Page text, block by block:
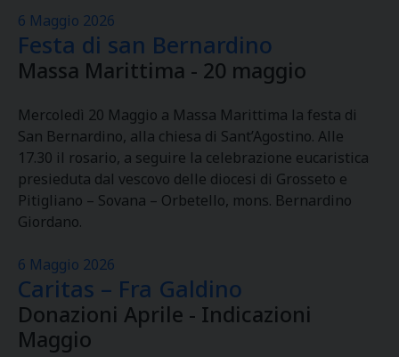
6 Maggio 2026
Festa di san Bernardino
Massa Marittima - 20 maggio
Mercoledì 20 Maggio a Massa Marittima la festa di
San Bernardino, alla chiesa di Sant’Agostino. Alle
17.30 il rosario, a seguire la celebrazione eucaristica
presieduta dal vescovo delle diocesi di Grosseto e
Pitigliano – Sovana – Orbetello, mons. Bernardino
Giordano.
6 Maggio 2026
Caritas – Fra Galdino
Donazioni Aprile - Indicazioni
Maggio